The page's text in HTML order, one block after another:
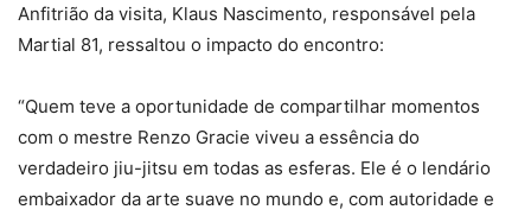
Anfitrião da visita, Klaus Nascimento, responsável pela
Martial 81, ressaltou o impacto do encontro:
“Quem teve a oportunidade de compartilhar momentos
com o mestre Renzo Gracie viveu a essência do
verdadeiro jiu-jitsu em todas as esferas. Ele é o lendário
embaixador da arte suave no mundo e, com autoridade e